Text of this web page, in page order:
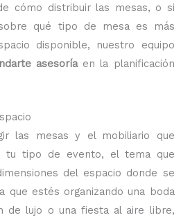
cómo distribuir las mesas, o si
qué tipo de mesa es más
disponible, nuestro equipo
asesoríaen la planificación
las mesas y el mobiliario que
tu tipo de evento, el tema que
del espacio donde se
que estés organizando una boda
de lujo o una fiesta al aire libre,